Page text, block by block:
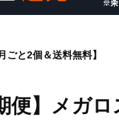
と2個＆送料無料】
便】メガ